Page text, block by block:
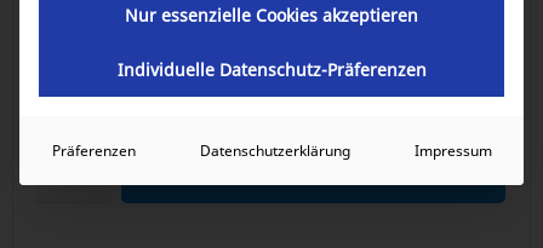
Nur essenzielle Cookies akzeptieren
Individuelle Datenschutz-Präferenzen
Präferenzen Datenschutzerklärung Impressum